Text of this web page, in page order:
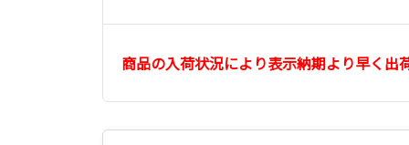
商品の入荷状況により表示納期より早く出